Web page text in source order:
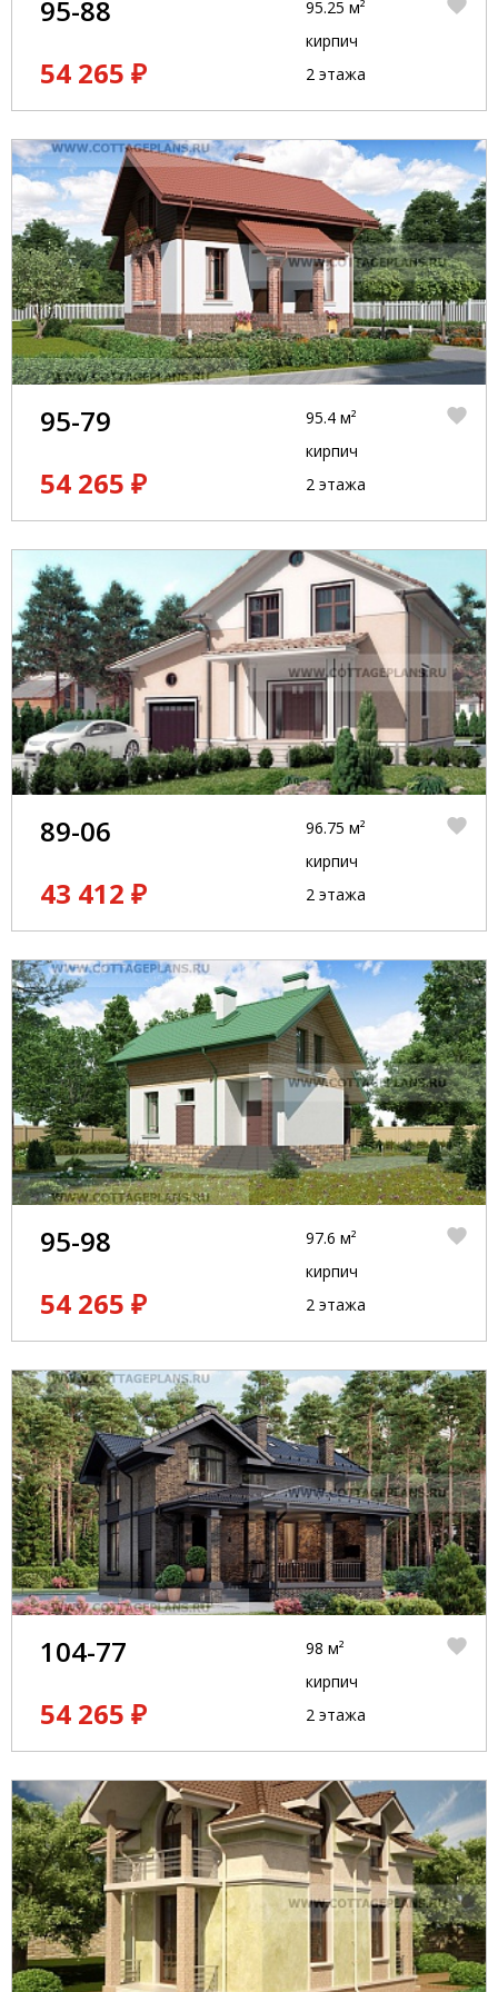
95-88
54 265 ₽
95.25 м²
кирпич
2 этажа
95-79
54 265 ₽
95.4 м²
кирпич
2 этажа
89-06
43 412 ₽
96.75 м²
кирпич
2 этажа
95-98
54 265 ₽
97.6 м²
кирпич
2 этажа
104-77
54 265 ₽
98 м²
кирпич
2 этажа